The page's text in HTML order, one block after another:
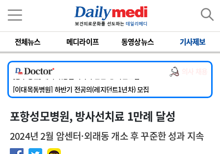
전체뉴스 메디라이프 동영상뉴스 기사제보
[서울아산병원] 2026년 하반기 인턴 모집
[영남대학교의료원] 마취통증의학과 임기제 임상의사 채용
[충남대학교병원] 소아청소년과(소아응급전담) 계약직 의사 공개채용
[동부병원] 계약직(응급의학과 전문의) 직원모집
[이대목동병원] 하반기 전공의(레지던트1년차) 모집
[서울아산병원] 2026년 하반기 인턴 모집
[영남대학교의료원] 마취통증의학과 임기제 임상의사 채용
포항성모병원, 방사선치료 1만례 달성
2024년 2월 암센터·외래동 개소 후 꾸준한 성과 지속